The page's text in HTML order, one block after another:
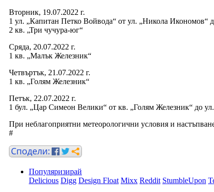
Вторник, 19.07.2022 г.
1 ул. „Капитан Петко Войвода“ от ул. „Никола Икономов“
2 кв. „Три чучура-юг“
Сряда, 20.07.2022 г.
1 кв. „Малък Железник“
Четвъртък, 21.07.2022 г.
1 кв. „Голям Железник“
Петък, 22.07.2022 г.
1 бул. „Цар Симеон Велики“ от кв. „Голям Железник“ до
При неблагоприятни метеорологични условия и
#
Популяризирай
Delicious Digg Design Float Mixx Reddit StumbleUpon